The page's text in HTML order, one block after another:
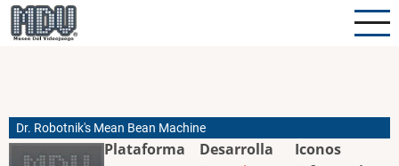
Pasar
al
Dr. Robotnik's Mean Bean Machine
Plataforma
Desarrolla
Iconos